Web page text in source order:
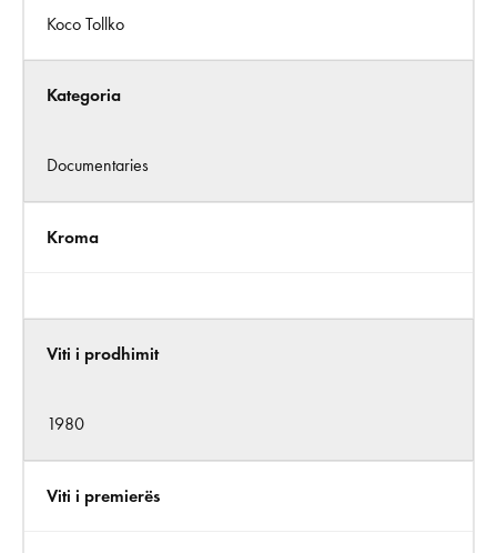
Koco Tollko
Kategoria
Documentaries
Kroma
Viti i prodhimit
1980
Viti i premierës